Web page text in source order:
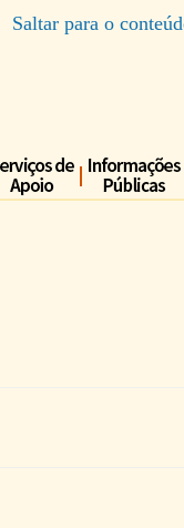
Saltar para o